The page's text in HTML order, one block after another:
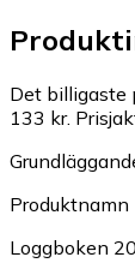
Det billigaste
133 kr.
Produktnamn
Loggboken